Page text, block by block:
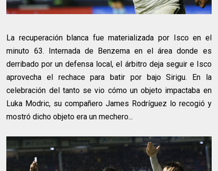
La recuperación blanca fue materializada por Isco en el
minuto 63. Internada de Benzema en el área donde es
derribado por un defensa local, el árbitro deja seguir e Isco
aprovecha el rechace para batir por bajo Sirigu. En la
celebración del tanto se vio cómo un objeto impactaba en
Luka Modric, su compañero James Rodríguez lo recogió y
mostró dicho objeto era un mechero...